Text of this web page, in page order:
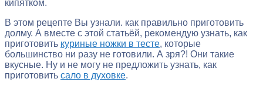
кипятком.
В этом рецепте Вы узнали. как правильно приготовить
долму. А вместе с этой статьёй, рекомендую узнать, как
приготовить куриные ножки в тесте, которые
большинство ни разу не готовили. А зря?! Они такие
вкусные. Ну и не могу не предложить узнать, как
приготовить сало в духовке.